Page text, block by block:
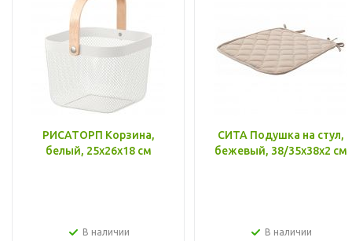
РИСАТОРП Корзина,
белый, 25x26x18 см
В наличии
СИТА Подушка на стул,
бежевый, 38/35x38x2 см
В наличии